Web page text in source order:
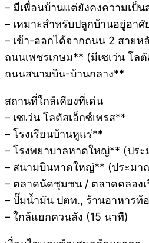
– มีเพื่อนบ้านแต่ยังคงความเป็น
– เหมาะสำหรับปลูกบ้านอยู่อาศั
– เข้า-ออกได้จากถนน 2 สายห
ถนนเพชรเกษม** (มีเซเว่น โล
ถนนสนามบิน-บ้านกลาง**
สถานที่ใกล้เคียงที่เด่น
– เซเว่น โลตัสเอ็กซ์เพรส**
– โรงเรียนบ้านหูแร่**
– โรงพยาบาลหาดใหญ่** (ปร
– สนามบินหาดใหญ่** (ประมา
– ตลาดนัดชุมชน / ตลาดคลอง
– ปั๊มน้ำมัน ปตท., ร้านอาหารท้
– ใกล้แยกควนลัง (15 นาที)